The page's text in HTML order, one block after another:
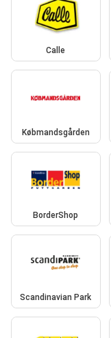
Calle
Købmandsgården
BorderShop
Scandinavian Park